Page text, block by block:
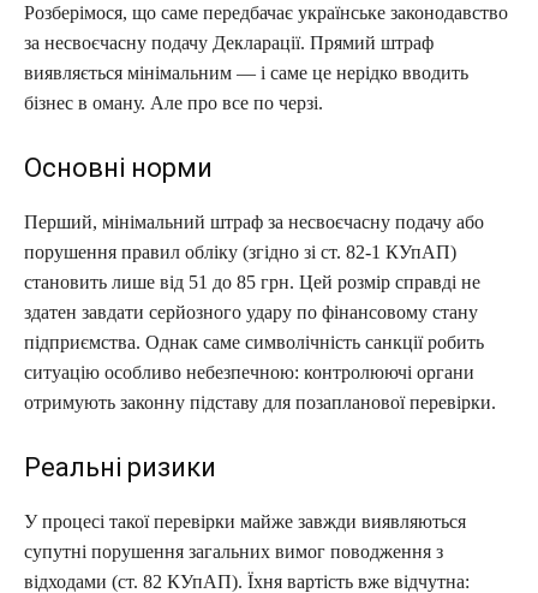
Розберімося, що саме передбачає українське законодавство
за несвоєчасну подачу Декларації. Прямий штраф
виявляється мінімальним — і саме це нерідко вводить
бізнес в оману. Але про все по черзі.
Основні норми
Перший, мінімальний штраф за несвоєчасну подачу або
порушення правил обліку (згідно зі ст. 82-1 КУпАП)
становить лише від 51 до 85 грн. Цей розмір справді не
здатен завдати серйозного удару по фінансовому стану
підприємства. Однак саме символічність санкції робить
ситуацію особливо небезпечною: контролюючі органи
отримують законну підставу для позапланової перевірки.
Реальні ризики
У процесі такої перевірки майже завжди виявляються
супутні порушення загальних вимог поводження з
відходами (ст. 82 КУпАП). Їхня вартість вже відчутна: